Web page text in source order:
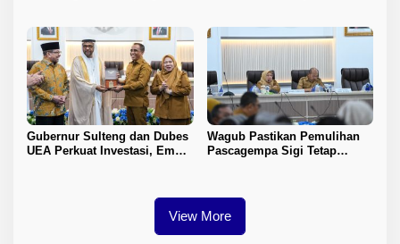
Gubernur Sulteng dan Dubes
UEA Perkuat Investasi, Empat
Wagub Pastikan Pemulihan
Pascagempa Sigi Tetap
View More